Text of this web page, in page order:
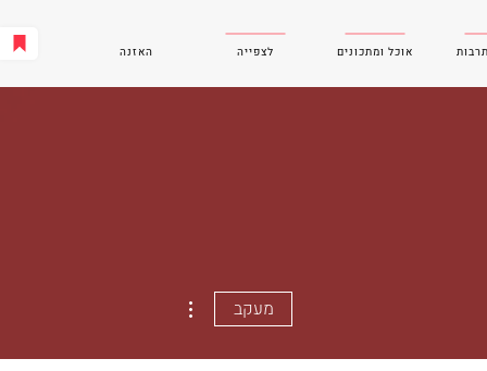
האזנה לצפייה אוכל ומתכונים
מעקב